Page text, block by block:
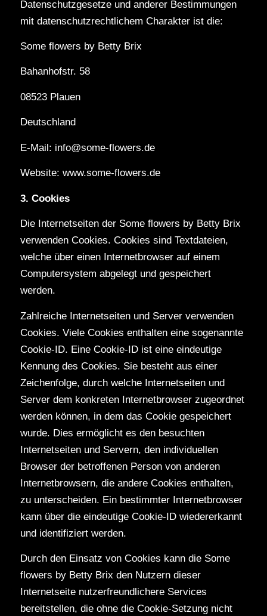
Datenschutzgesetze und anderer Bestimmungen
mit datenschutzrechtlichem Charakter ist die:
Some flowers by Betty Brix
Bahanhofstr. 58
08523 Plauen
Deutschland
E-Mail: info@some-flowers.de
Website: www.some-flowers.de
3. Cookies
Die Internetseiten der Some flowers by Betty Brix
verwenden Cookies. Cookies sind Textdateien,
welche über einen Internetbrowser auf einem
Computersystem abgelegt und gespeichert
werden.
Zahlreiche Internetseiten und Server verwenden
Cookies. Viele Cookies enthalten eine sogenannte
Cookie-ID. Eine Cookie-ID ist eine eindeutige
Kennung des Cookies. Sie besteht aus einer
Zeichenfolge, durch welche Internetseiten und
Server dem konkreten Internetbrowser zugeordnet
werden können, in dem das Cookie gespeichert
wurde. Dies ermöglicht es den besuchten
Internetseiten und Servern, den individuellen
Browser der betroffenen Person von anderen
Internetbrowsern, die andere Cookies enthalten,
zu unterscheiden. Ein bestimmter Internetbrowser
kann über die eindeutige Cookie-ID wiedererkannt
und identifiziert werden.
Durch den Einsatz von Cookies kann die Some
flowers by Betty Brix den Nutzern dieser
Internetseite nutzerfreundlichere Services
bereitstellen, die ohne die Cookie-Setzung nicht